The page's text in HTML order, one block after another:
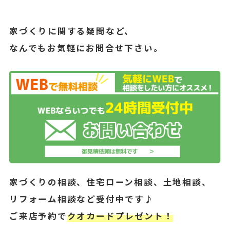
家づくりに関する疑問など、
なんでもお気軽にお問合せ下さい。
家づくりの相談、住宅ローン相談、土地相談、
リフォーム相談など受付中です♪
ご来店予約でクオカードプレゼント！